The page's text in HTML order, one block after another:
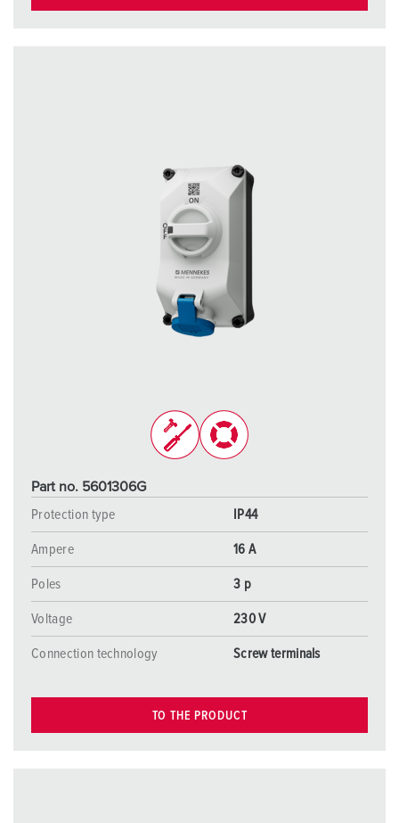
Part no. 5601306G
Protection type
IP44
Ampere 16 A
Poles 3 p
Voltage 230 V
Connection technology Screw terminals
TO THE PRODUCT